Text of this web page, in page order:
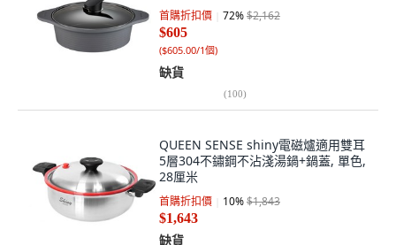
首購折扣價 72%$2,162
$605
($605.00/1個)
缺貨
(100)
QUEEN SENSE shiny電磁爐適用雙耳
5層304不鏽鋼不沾淺湯鍋+鍋蓋, 單色,
28厘米
首購折扣價 10%$1,843
$1,643
缺貨